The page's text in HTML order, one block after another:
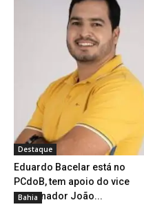
Destaque
Eduardo Bacelar está no
PCdoB, tem apoio do vice
governador João...
Bahia